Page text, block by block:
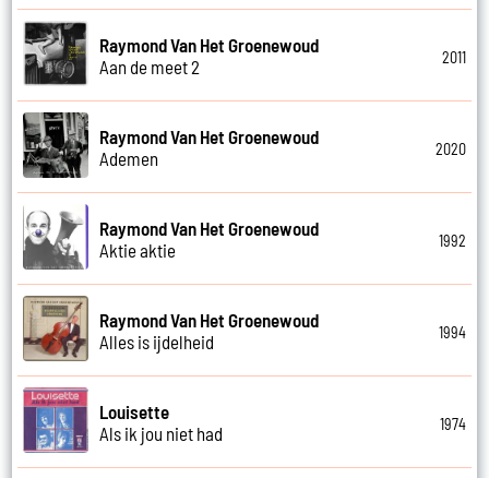
Raymond Van Het Groenewoud
Aan de meet 2
2011
Raymond Van Het Groenewoud
Ademen
2020
Raymond Van Het Groenewoud
Aktie aktie
1992
Raymond Van Het Groenewoud
Alles is ijdelheid
1994
Louisette
Als ik jou niet had
1974